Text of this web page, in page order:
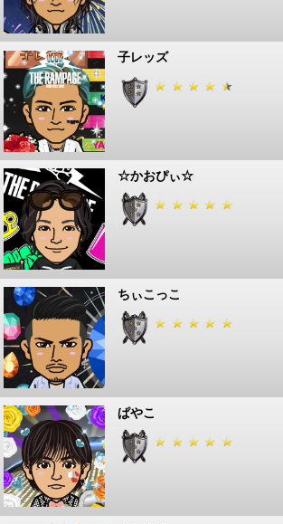
子レッズ
☆かおぴぃ☆
ちぃこっこ
ぱやこ